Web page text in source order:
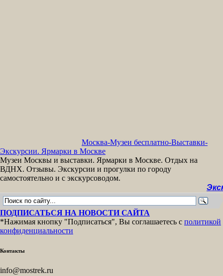
Москва-Музеи бесплатно-Выставки-
Экскурсии. Ярмарки в Москве
Музеи Москвы и выставки. Ярмарки в Москве. Отдых на
ВДНХ. Отзывы. Экскурсии и прогулки по городу
самостоятельно и с экскурсоводом.
ПОДПИСАТЬСЯ НА НОВОСТИ САЙТА
*Нажимая кнопку "Подписаться", Вы соглашаетесь с политикой
конфиденциальности
Контакты
info@mostrek.ru